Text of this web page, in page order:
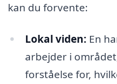
kan du forvente:
Lokal viden: En
arbejder i
forståelse for,